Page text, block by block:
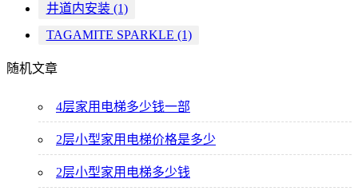
井道内安装(1)
TAGAMITE SPARKLE (1)
随机文章
4层家用电梯多少钱一部
2层小型家用电梯价格是多少
2层小型家用电梯多少钱